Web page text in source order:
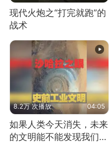
现代火炮之“打完就跑”的
战术
8.2万 次播放 04:05
如果人类今天消失，未来
的文明能不能发现我们存